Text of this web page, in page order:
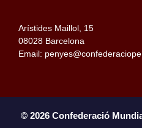
Arístides Maillol, 15
08028 Barcelona
Email:
© 2026 Confederació